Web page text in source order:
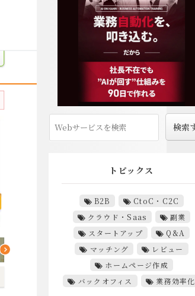
トピックス
B2B
CtoC・C2C
クラウド・Saas
副業
スタートアップ
Q&A
マッチング
レビュー
ホームページ作成
バックオフィス
業務効率化